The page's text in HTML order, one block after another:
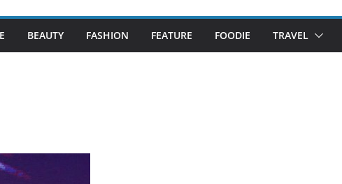
BEAUTY FASHION FEATURE FOODIE TRAVEL